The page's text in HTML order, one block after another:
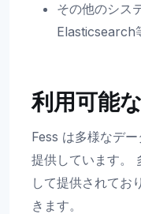
その他のシス
Elasticsearch
利用可能
Fess は多様なデ
提供しています。
して提供されてお
きます。